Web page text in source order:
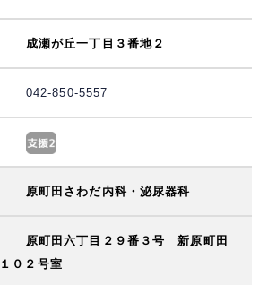
成瀬が丘一丁目３番地２
042-850-5557
原町田さわだ内科・泌尿器科
原町田六丁目２９番３号 新原町田
０２号室